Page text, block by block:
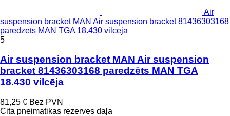
Air
suspension bracket MAN Air suspension bracket 81436303168
paredzēts MAN TGA 18.430 vilcēja
5
Air suspension bracket MAN Air suspension
bracket 81436303168 paredzēts MAN TGA
18.430 vilcēja
81,25 € Bez PVN
Cita pneimatikas rezerves daļa